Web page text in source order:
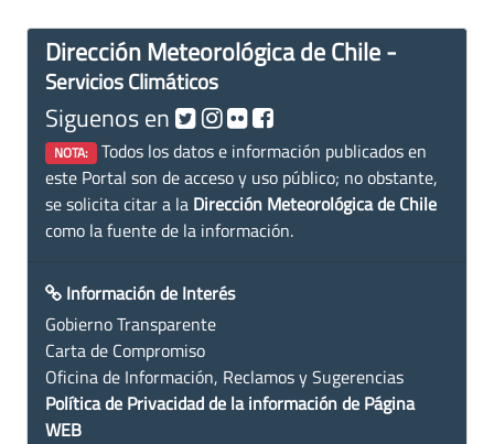
Dirección Meteorológica de Chile -
Servicios Climáticos
Siguenos en
NOTA: Todos los datos e información publicados en
este Portal son de acceso y uso público; no obstante,
se solicita citar a la Dirección Meteorológica de Chile
como la fuente de la información.
Información de Interés
Gobierno Transparente
Carta de Compromiso
Oficina de Información, Reclamos y Sugerencias
Política de Privacidad de la información de Página
WEB